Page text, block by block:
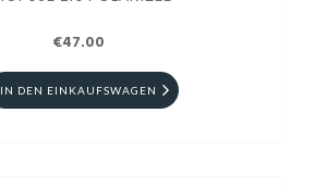
€47.00
IN DEN EINKAUFSWAGEN